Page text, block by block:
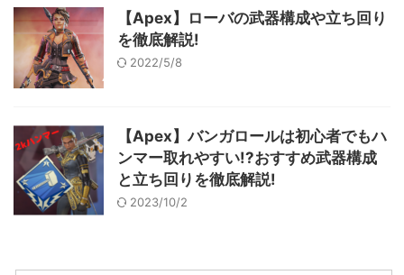
【Apex】ローバの武器構成や立ち回り
を徹底解説!
2022/5/8
【Apex】バンガロールは初心者でもハ
ンマー取れやすい!?おすすめ武器構成
と立ち回りを徹底解説!
2023/10/2